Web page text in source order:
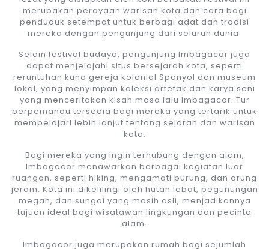
merupakan perayaan warisan kota dan cara bagi
penduduk setempat untuk berbagi adat dan tradisi
mereka dengan pengunjung dari seluruh dunia.
Selain festival budaya, pengunjung Imbagacor juga
dapat menjelajahi situs bersejarah kota, seperti
reruntuhan kuno gereja kolonial Spanyol dan museum
lokal, yang menyimpan koleksi artefak dan karya seni
yang menceritakan kisah masa lalu Imbagacor. Tur
berpemandu tersedia bagi mereka yang tertarik untuk
mempelajari lebih lanjut tentang sejarah dan warisan
kota.
Bagi mereka yang ingin terhubung dengan alam,
Imbagacor menawarkan berbagai kegiatan luar
ruangan, seperti hiking, mengamati burung, dan arung
jeram. Kota ini dikelilingi oleh hutan lebat, pegunungan
megah, dan sungai yang masih asli, menjadikannya
tujuan ideal bagi wisatawan lingkungan dan pecinta
alam.
Imbagacor juga merupakan rumah bagi sejumlah